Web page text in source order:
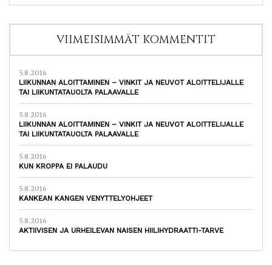
VIIMEISIMMÄT KOMMENTIT
5.8.2016
LIIKUNNAN ALOITTAMINEN – VINKIT JA NEUVOT ALOITTELIJALLE
TAI LIIKUNTATAUOLTA PALAAVALLE
5.8.2016
LIIKUNNAN ALOITTAMINEN – VINKIT JA NEUVOT ALOITTELIJALLE
TAI LIIKUNTATAUOLTA PALAAVALLE
5.8.2016
KUN KROPPA EI PALAUDU
5.8.2016
KANKEAN KANGEN VENYTTELYOHJEET
5.8.2016
AKTIIVISEN JA URHEILEVAN NAISEN HIILIHYDRAATTI-TARVE